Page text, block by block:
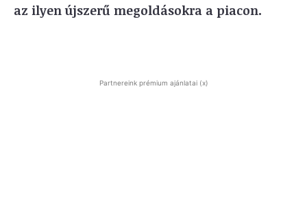
az ilyen újszerű megoldásokra a piacon.
Partnereink prémium ajánlatai (x)